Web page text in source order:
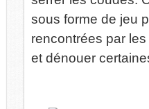
sous forme de jeu
rencontrées par
et dénouer